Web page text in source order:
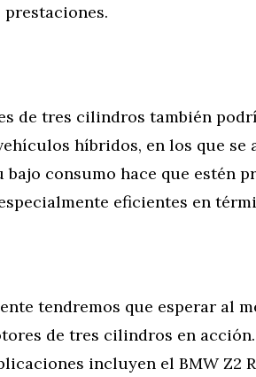
de tres cilindros también
híbridos, en los que se
bajo consumo hace que estén
eficientes en
tendremos que esperar al
de tres cilindros en acción.
incluyen el BMW Z2